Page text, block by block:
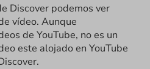
Discover podemos ver
vídeo. Aunque
de YouTube, no es un
este alojado en YouTube